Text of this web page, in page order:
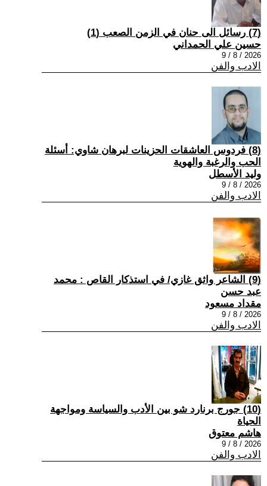
(7) رسائل الى حنان في الزمن الصعب (1)
حسين علي الحمداني
2026 / 8 / 9
الادب والفن
(8) فردوس العاشقات الحزينات لبرهان شاوي: أسئلة
الحب والرغبة والهوية
وليد الأسطل
2026 / 8 / 9
الادب والفن
(9) الشاعر واثق غازي/ في استذكار القاص : محمد
عبد حسن
مقداد مسعود
2026 / 8 / 9
الادب والفن
(10) جورج برنارد شو بين الأدب والسياسة ومواجهة
الحياة
هاشم معتوق
2026 / 8 / 9
الادب والفن